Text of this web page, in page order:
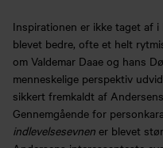
Inspirationen er ikke taget af
blevet bedre, ofte et helt
om Valdemar Daae og hans
menneskelige perspektiv
sikkert fremkaldt af
Gennemgående for
indlevelsesevnen er blevet